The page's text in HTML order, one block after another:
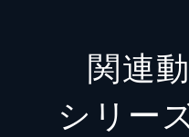
関連
シリー